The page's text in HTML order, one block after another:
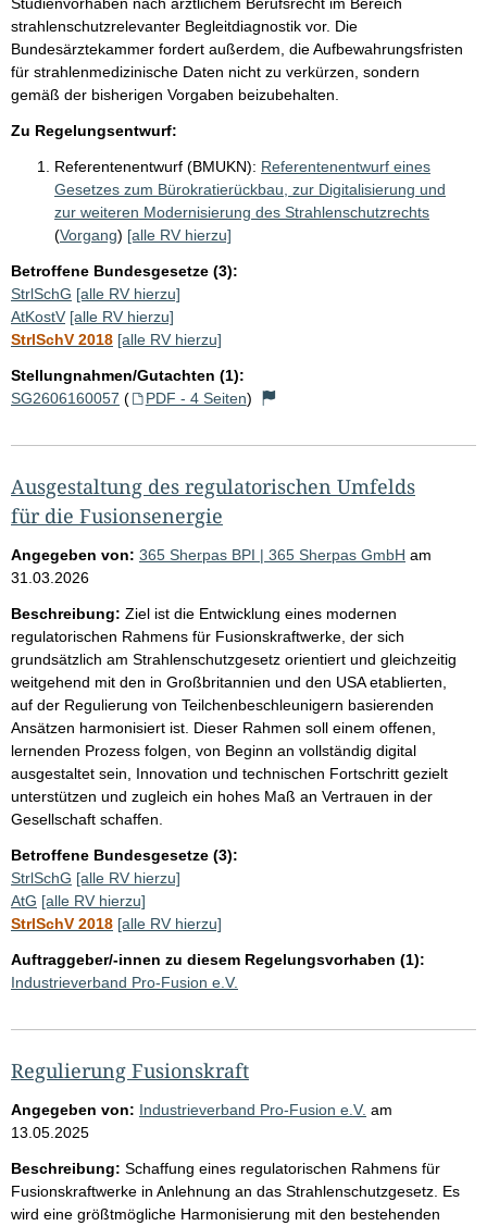
strahlenschutzrelevanter Begleitdiagnostik vor. Die
Bundesärztekammer fordert außerdem, die Aufbewahrungsfristen
für strahlenmedizinische Daten nicht zu verkürzen, sondern
gemäß der bisherigen Vorgaben beizubehalten.
Zu Regelungsentwurf:
Referentenentwurf (BMUKN): Referentenentwurf eines
Gesetzes zum Bürokratierückbau, zur Digitalisierung und
zur weiteren Modernisierung des Strahlenschutzrechts
(Vorgang) [alle RV hierzu]
Betroffene Bundesgesetze (3):
StrlSchG [alle RV hierzu]
AtKostV [alle RV hierzu]
StrlSchV 2018 [alle RV hierzu]
Stellungnahmen/Gutachten (1):
SG2606160057 ( PDF - 4 Seiten)
Ausgestaltung des regulatorischen Umfelds
für die Fusionsenergie
Angegeben von: 365 Sherpas BPI | 365 Sherpas GmbH am
31.03.2026
Beschreibung: Ziel ist die Entwicklung eines modernen
regulatorischen Rahmens für Fusionskraftwerke, der sich
grundsätzlich am Strahlenschutzgesetz orientiert und gleichzeitig
weitgehend mit den in Großbritannien und den USA etablierten,
auf der Regulierung von Teilchenbeschleunigern basierenden
Ansätzen harmonisiert ist. Dieser Rahmen soll einem offenen,
lernenden Prozess folgen, von Beginn an vollständig digital
ausgestaltet sein, Innovation und technischen Fortschritt gezielt
unterstützen und zugleich ein hohes Maß an Vertrauen in der
Gesellschaft schaffen.
Betroffene Bundesgesetze (3):
StrlSchG [alle RV hierzu]
AtG [alle RV hierzu]
StrlSchV 2018 [alle RV hierzu]
Auftraggeber/-innen zu diesem Regelungsvorhaben (1):
Industrieverband Pro-Fusion e.V.
Regulierung Fusionskraft
Angegeben von: Industrieverband Pro-Fusion e.V. am
13.05.2025
Beschreibung: Schaffung eines regulatorischen Rahmens für
Fusionskraftwerke in Anlehnung an das Strahlenschutzgesetz. Es
wird eine größtmögliche Harmonisierung mit den bestehenden